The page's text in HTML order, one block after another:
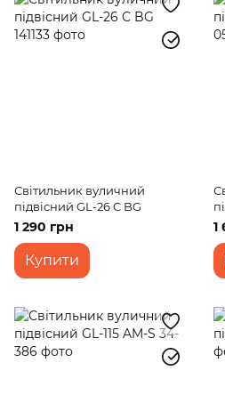
Світильник вуличний
підвісний GL-26 C BG
1 290 грн
Купити
1